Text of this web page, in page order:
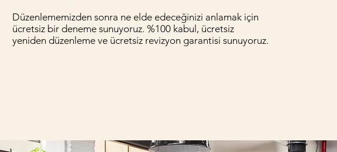
Düzenlememizden sonra ne elde edeceğinizi anlamak için
ücretsiz bir deneme sunuyoruz. %100 kabul, ücretsiz
yeniden düzenleme ve ücretsiz revizyon garantisi sunuyoruz.